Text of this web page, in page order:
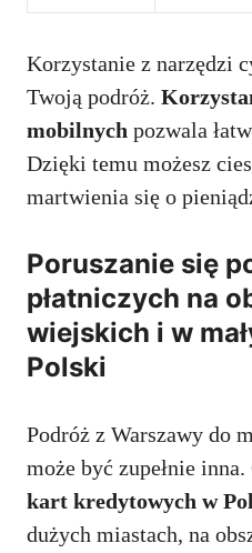
Korzystanie z narzędzi
Twoją podróż.
mobilnych pozwala
Dzięki temu możesz
martwienia się o
Poruszanie się
płatniczych na
wiejskich i w
Polski
Podróż z Warszawy do
może być zupełnie
kart kredytowych w
dużych miastach, na